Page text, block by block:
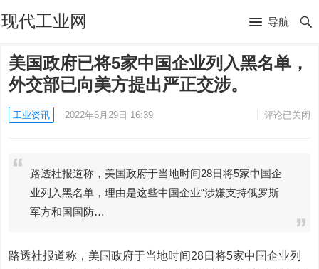
现代工业网 导航
美国政府已将5家中国企业列入黑名单，
外交部已向美方提出严正交涉。
工业资讯 2022年6月29日 16:39 评论已关闭
路透社报道称，美国政府于当地时间28日将5家中国企
业列入黑名单，理由是这些中国企业“涉嫌支持俄罗斯
军方和国国防…
路透社报道称，美国政府于当地时间28日将5家中国企业列